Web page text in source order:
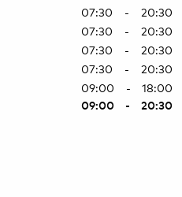
07:30 - 20:30
07:30 - 20:30
07:30 - 20:30
07:30 - 20:30
09:00 - 18:00
09:00 - 20:30